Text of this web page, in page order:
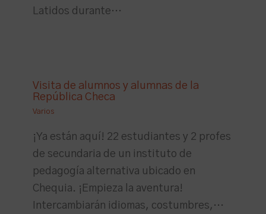
Latidos durante…
Visita de alumnos y alumnas de la
República Checa
Varios
¡Ya están aquí! 22 estudiantes y 2 profes
de secundaria de un instituto de
pedagogía alternativa ubicado en
Chequia. ¡Empieza la aventura!
Intercambiarán idiomas, costumbres,…